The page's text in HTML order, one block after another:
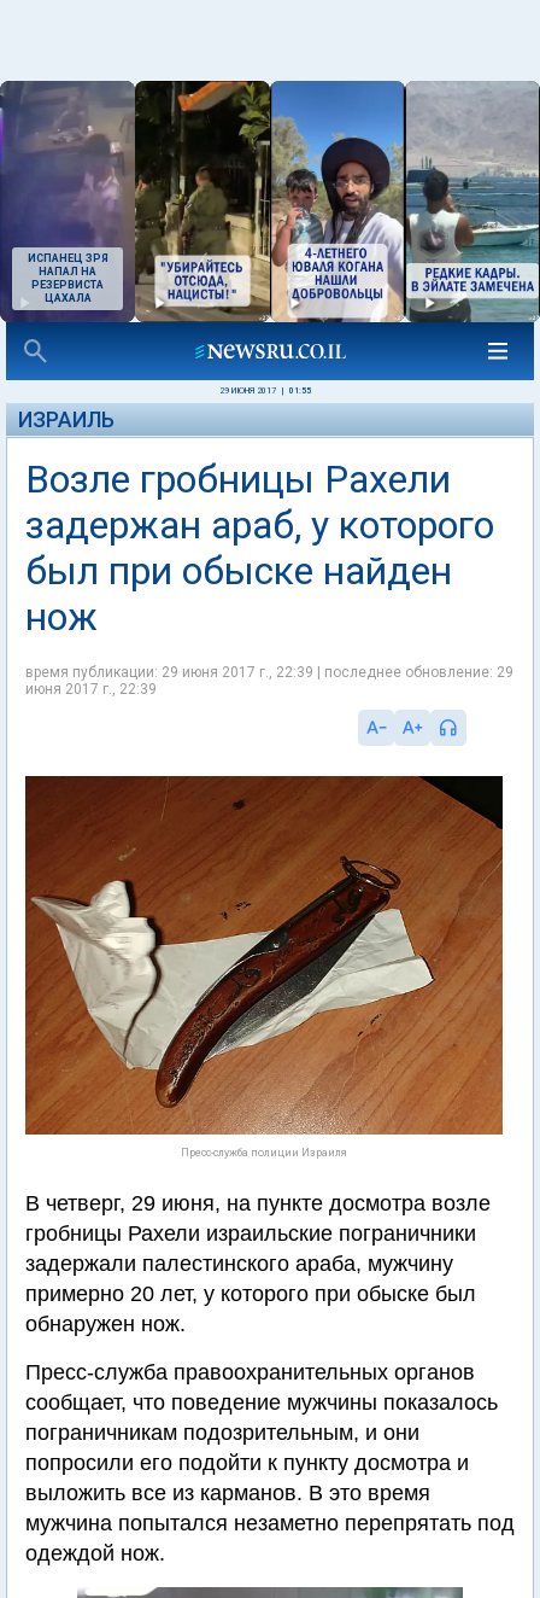
ИСПАНЕЦ ЗРЯ
НАПАЛ НА
РЕЗЕРВИСТА
ЦАХАЛА
29 ИЮНЯ 2017 01:55
ИЗРАИЛЬ
Возле гробницы Рахели
задержан араб, у которого
был при обыске найден
нож
время публикации: 29 июня 2017 г., 22:39 | последнее обновление: 29
июня 2017 г., 22:39
Пресс-служба полиции Израиля
В четверг, 29 июня, на пункте досмотра возле
гробницы Рахели израильские пограничники
задержали палестинского араба, мужчину
примерно 20 лет, у которого при обыске был
обнаружен нож.
Пресс-служба правоохранительных органов
сообщает, что поведение мужчины показалось
пограничникам подозрительным, и они
попросили его подойти к пункту досмотра и
выложить все из карманов. В это время
мужчина попытался незаметно перепрятать под
одеждой нож.